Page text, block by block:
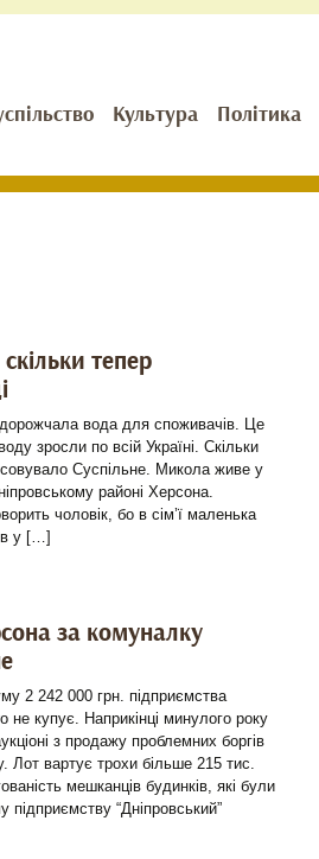
Культура Політика
тепер
вода для споживачів. Це
зросли по всій Україні. Скільки
Суспільне. Микола живе у
районі Херсона.
чоловік, бо в сім’ї маленька
у […]
за комуналку
2 242 000 грн. підприємства
не купує. Наприкінці минулого року
з продажу проблемних боргів
вартує трохи більше 215 тис.
мешканців будинків, які були
підприємству “Дніпровський”